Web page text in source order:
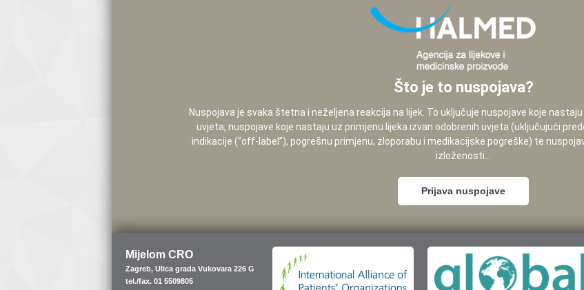
Što je to nuspojava?
Nuspojava je svaka štetna i neželjena reakcija na lijek. To uključuje nuspojave koje
uvjeta, nuspojave koje nastaju uz primjenu lijeka izvan odobrenih uvjeta (uključujući
indikacije (”off-label”), pogrešnu primjenu, zloporabu i medikacijske pogreške) te
izloženosti...
Prijava nuspojave
Mijelom CRO
Zagreb, Ulica grada Vukovara 226 G
tel./fax. 01 5509805